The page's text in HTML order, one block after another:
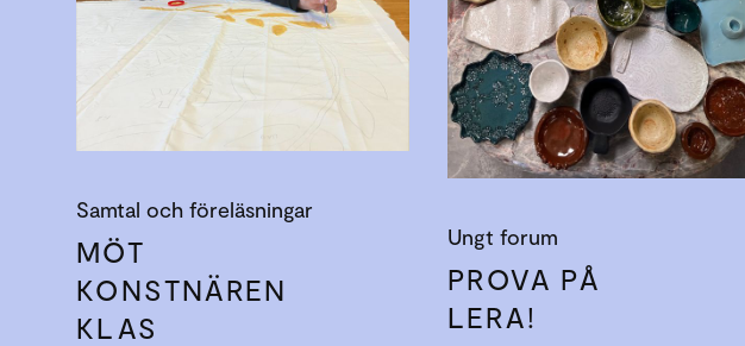
Samtal och föreläsningar
MÖT
KONSTNÄREN
KLAS
Ungt forum
PROVA PÅ
LERA!